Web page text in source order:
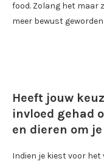
food. Zolang het maar
meer bewust
Heeft jouw
invloed gehad
en dieren om
Indien je kiest voor